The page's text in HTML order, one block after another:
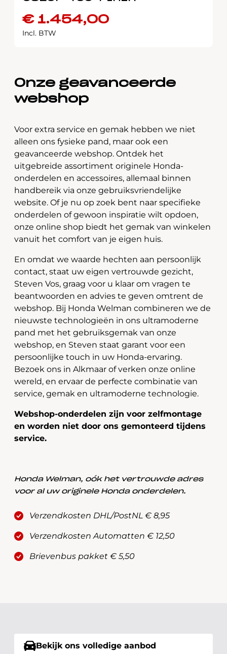
€1.454,00
Incl. BTW
Onze geavanceerde
webshop
Voor extra service en gemak hebben we niet
alleen ons fysieke pand, maar ook een
geavanceerde webshop. Ontdek het
uitgebreide assortiment originele Honda-
onderdelen en accessoires, allemaal binnen
handbereik via onze gebruiksvriendelijke
website. Of je nu op zoek bent naar specifieke
onderdelen of gewoon inspiratie wilt opdoen,
onze online shop biedt het gemak van winkelen
vanuit het comfort van je eigen huis.
En omdat we waarde hechten aan persoonlijk
contact, staat uw eigen vertrouwde gezicht,
Steven Vos, graag voor u klaar om vragen te
beantwoorden en advies te geven omtrent de
webshop. Bij Honda Welman combineren we de
nieuwste technologieën in ons ultramoderne
pand met het gebruiksgemak van onze
webshop, en Steven staat garant voor een
persoonlijke touch in uw Honda-ervaring.
Bezoek ons in Alkmaar of verken onze online
wereld, en ervaar de perfecte combinatie van
service, gemak en ultramoderne technologie.
Webshop-onderdelen zijn voor zelfmontage
en worden niet door ons gemonteerd tijdens
service.
Honda Welman, oók het vertrouwde adres
voor al uw originele Honda onderdelen.
Verzendkosten DHL/PostNL € 8,95
Verzendkosten Automatten € 12,50
Brievenbus pakket € 5,50
Bekijk ons volledige aanbod